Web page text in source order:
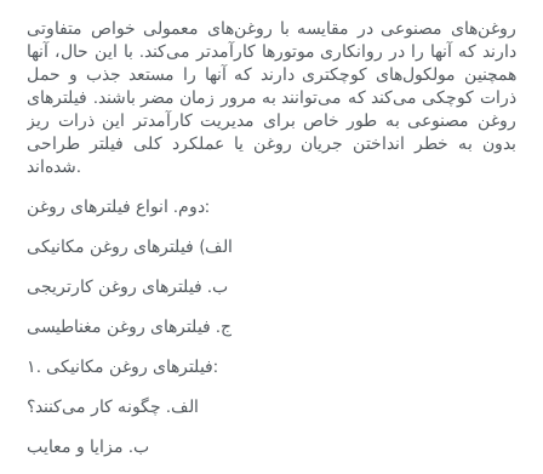
روغن‌های مصنوعی در مقایسه با روغن‌های معمولی خواص متفاوتی
دارند که آنها را در روانکاری موتورها کارآمدتر می‌کند. با این حال، آنها
همچنین مولکول‌های کوچکتری دارند که آنها را مستعد جذب و حمل
ذرات کوچکی می‌کند که می‌توانند به مرور زمان مضر باشند. فیلترهای
روغن مصنوعی به طور خاص برای مدیریت کارآمدتر این ذرات ریز
بدون به خطر انداختن جریان روغن یا عملکرد کلی فیلتر طراحی
شده‌اند.
دوم. انواع فیلترهای روغن:
الف) فیلترهای روغن مکانیکی
ب. فیلترهای روغن کارتریجی
ج. فیلترهای روغن مغناطیسی
۱. فیلترهای روغن مکانیکی:
الف. چگونه کار می‌کنند؟
ب. مزایا و معایب